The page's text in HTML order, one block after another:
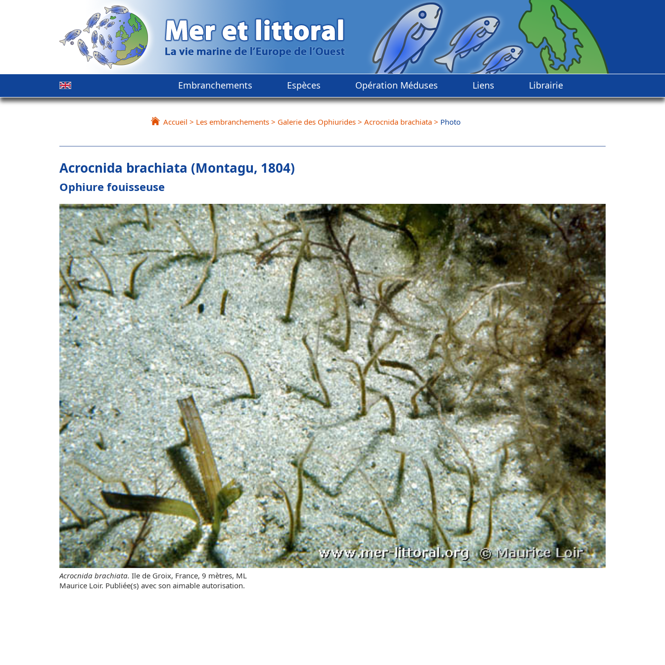
Embranchements Espèces Opération Méduses Liens Librairie
Accueil > Les embranchements > Galerie des Ophiurides > Acrocnida brachiata > Photo
Acrocnida brachiata (Montagu, 1804)
Ophiure fouisseuse
Acrocnida brachiata. Ile de Groix, France, 9 mètres, ML
Maurice Loir. Publiée(s) avec son aimable autorisation.